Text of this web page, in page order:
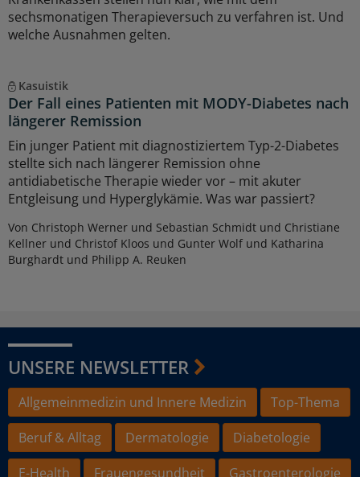
sechsmonatigen Therapieversuch zu verfahren ist. Und
welche Ausnahmen gelten.
Kasuistik
Der Fall eines Patienten mit MODY-Diabetes nach
längerer Remission
Ein junger Patient mit diagnostiziertem Typ-2-Diabetes
stellte sich nach längerer Remission ohne
antidiabetische Therapie wieder vor – mit akuter
Entgleisung und Hyperglykämie. Was war passiert?
Von Christoph Werner und Sebastian Schmidt und Christiane
Kellner und Christof Kloos und Gunter Wolf und Katharina
Burghardt und Philipp A. Reuken
UNSERE NEWSLETTER
Allgemeinmedizin und Innere Medizin
Top-Thema
Beruf & Alltag
Dermatologie
Diabetologie
E-Health
Frauengesundheit
Gastroenterologie